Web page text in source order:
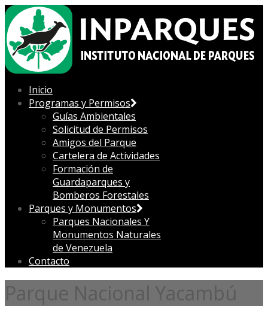
Inicio
Programas y Permisos
Guías Ambientales
Solicitud de Permisos
Amigos del Parque
Cartelera de Actividades
Formación de
Guardaparques y
Bomberos Forestales
Parques y Monumentos
Parques Nacionales Y
Monumentos Naturales
de Venezuela
Contacto
Parque Nacional Yacambú